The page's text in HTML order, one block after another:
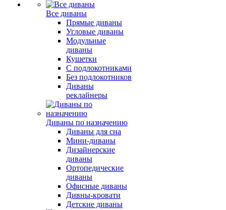
Все диваны
Прямые диваны
Угловые диваны
Модульные
диваны
Кушетки
С подлокотниками
Без подлокотников
Диваны
реклайнеры
Диваны по назначению
Диваны для сна
Мини-диваны
Дизайнерские
диваны
Ортопедические
диваны
Офисные диваны
Дивны-кровати
Детские диваны